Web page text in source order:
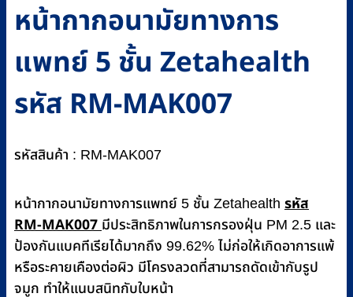
หน้ากากอนามัยทางการ
แพทย์ 5 ชั้น Zetahealth
รหัส RM-MAK007
รหัสสินค้า : RM-MAK007
หน้ากากอนามัยทางการแพทย์ 5 ชั้น Zetahealth รหัส
RM-MAK007มีประสิทธิภาพในการกรองฝุ่น PM 2.5 และ
ป้องกันแบคทีเรียได้มากถึง 99.62% ไม่ก่อให้เกิดอาการแพ้
หรือระคายเคืองต่อผิว มีโครงลวดที่สามารถดัดเข้ากับรูป
จมูก ทำให้แนบสนิทกับใบหน้า